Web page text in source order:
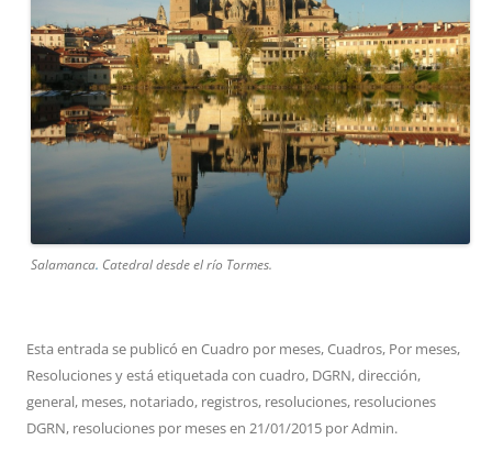
Salamanca. Catedral desde el río Tormes.
Esta entrada se publicó en Cuadro por meses,Cuadros, Por meses,
Resolucionesy está etiquetada con cuadro, DGRN,dirección,
general, meses, notariado, registros, resoluciones, resoluciones
DGRN, resoluciones por mesesen 21/01/2015 porAdmin.